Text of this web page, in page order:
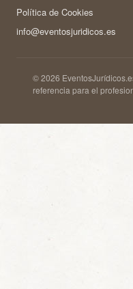
Política de Cookies
info@eventosjuridicos.es
© 2026
referencia para el